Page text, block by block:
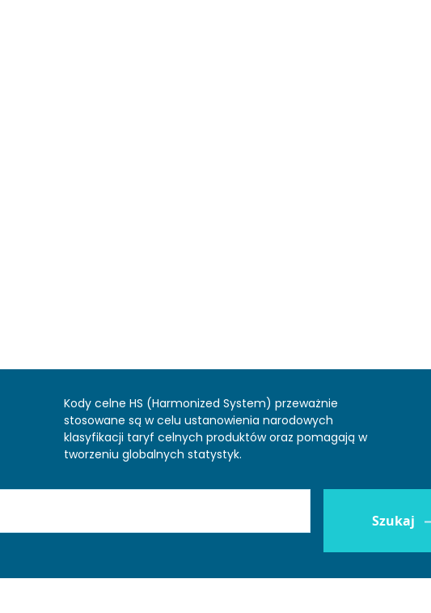
Kody celne HS (Harmonized System) przeważnie
stosowane są w celu ustanowienia narodowych
klasyfikacji taryf celnych produktów oraz pomagają w
tworzeniu globalnych statystyk.
Szukaj